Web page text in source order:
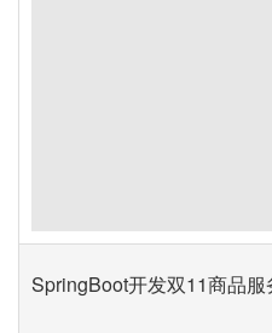
SpringBoot开发双11商品服